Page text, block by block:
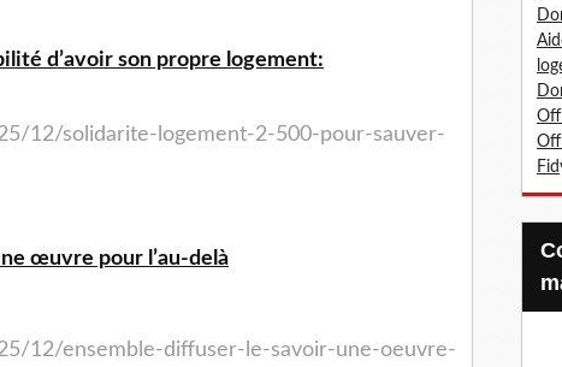
d’avoir son propre logement:
12/solidarite-logement-2-500-pour-sauver-
œuvre pour l’au-delà
12/ensemble-diffuser-le-savoir-une-oeuvre-
Confiez-nous votre Zakat-al-